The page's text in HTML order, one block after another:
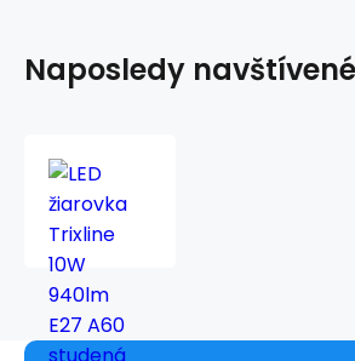
Naposledy
studená